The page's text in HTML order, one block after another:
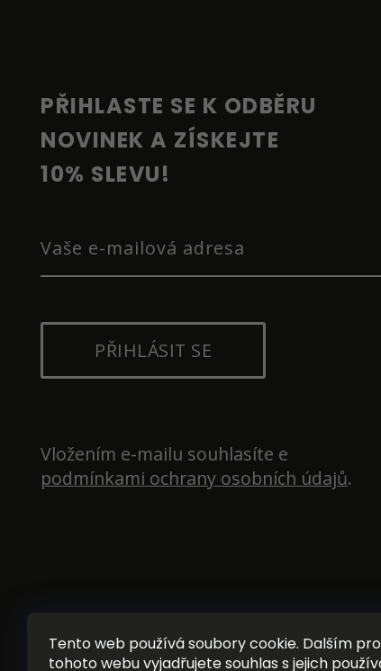
Tento web používá soubory cookie. Dalším
tohoto webu vyjadřujete souhlas s jejich
PŘIHLASTE SE K ODBĚRU
NOVINEK A ZÍSKEJTE
10% SLEVU!
PŘIHLÁSIT SE
Vložením e-mailu souhlasíte e
podmínkami ochrany osobních údajů.